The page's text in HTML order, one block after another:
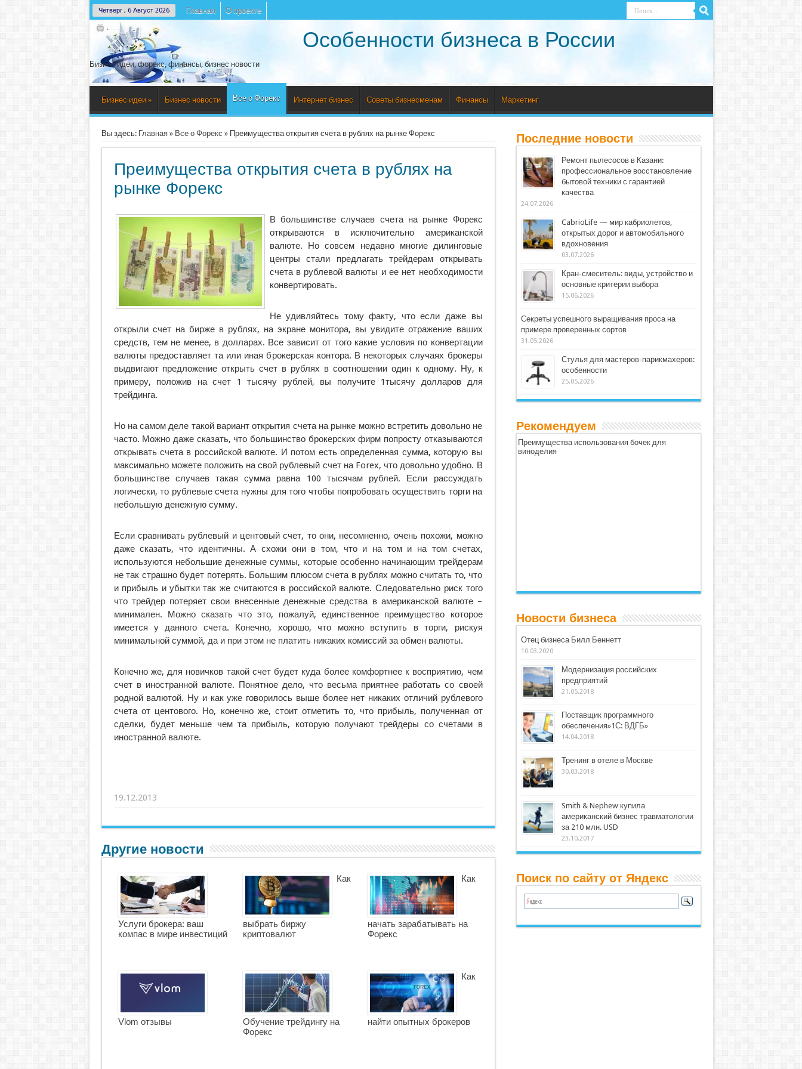
Четверг , 6 Август 2026 Главная О проекте
Особенности бизнеса в России
Бизнес идеи, форекс, финансы, бизнес новости
Бизнес идеи » Бизнес новости Все о Форекс Интернет бизнес Советы бизнесменам Финансы Маркетинг
Вы здесь: Главная» Все о Форекс » Преимущества открытия счета в рублях на рынке Форекс
Преимущества открытия счета в рублях на
рынке Форекс
В большинстве случаев счета на рынке Форекс
открываются в исключительно американской
валюте. Но совсем недавно многие дилинговые
центры стали предлагать трейдерам открывать
счета в рублевой валюты и ее нет необходимости
конвертировать.
Не удивляйтесь тому факту, что если даже вы
открыли счет на бирже в рублях, на экране монитора, вы увидите отражение ваших
средств, тем не менее, в долларах. Все зависит от того какие условия по конвертации
валюты предоставляет та или иная брокерская контора. В некоторых случаях брокеры
выдвигают предложение открыть счет в рублях в соотношении один к одному. Ну, к
примеру, положив на счет 1 тысячу рублей, вы получите 1тысячу долларов для
трейдинга.
Но на самом деле такой вариант открытия счета на рынке можно встретить довольно не
часто. Можно даже сказать, что большинство брокерских фирм попросту отказываются
открывать счета в российской валюте. И потом есть определенная сумма, которую вы
максимально можете положить на свой рублевый счет на Forex, что довольно удобно. В
большинстве случаев такая сумма равна 100 тысячам рублей. Если рассуждать
логически, то рублевые счета нужны для того чтобы попробовать осуществить торги на
небольшую денежную сумму.
Если сравнивать рублевый и центовый счет, то они, несомненно, очень похожи, можно
даже сказать, что идентичны. А схожи они в том, что и на том и на том счетах,
используются небольшие денежные суммы, которые особенно начинающим трейдерам
не так страшно будет потерять. Большим плюсом счета в рублях можно считать то, что
и прибыль и убытки так же считаются в российской валюте. Следовательно риск того
что трейдер потеряет свои внесенные денежные средства в американской валюте –
минимален. Можно сказать что это, пожалуй, единственное преимущество которое
имеется у данного счета. Конечно, хорошо, что можно вступить в торги, рискуя
минимальной суммой, да и при этом не платить никаких комиссий за обмен валюты.
Конечно же, для новичков такой счет будет куда более комфортнее к восприятию, чем
счет в иностранной валюте. Понятное дело, что весьма приятнее работать со своей
родной валютой. Ну и как уже говорилось выше более нет никаких отличий рублевого
счета от центового. Но, конечно же, стоит отметить то, что прибыль, полученная от
сделки, будет меньше чем та прибыль, которую получают трейдеры со счетами в
иностранной валюте.
19.12.2013
Другие новости
Услуги брокера: ваш
компас в мире инвестиций
Как
выбрать биржу
криптовалют
Как
начать зарабатывать на
Форекс
Vlom отзывы
Обучение трейдингу на
Форекс
Как
найти опытных брокеров
Последние новости
Ремонт пылесосов в Казани:
профессиональное восстановление
бытовой техники с гарантией
качества
24.07.2026
CabrioLife — мир кабриолетов,
открытых дорог и автомобильного
вдохновения
03.07.2026
Кран-смеситель: виды, устройство и
основные критерии выбора
15.06.2026
Секреты успешного выращивания проса на
примере проверенных сортов
31.05.2026
Стулья для мастеров-парикмахеров:
особенности
25.05.2026
Рекомендуем
Преимущества использования бочек для
виноделия
Новости бизнеса
Отец бизнеса Билл Беннетт
10.03.2020
Модернизация российских
предприятий
21.05.2018
Поставщик программного
обеспечения»1С: ВДГБ»
14.04.2018
Тренинг в отеле в Москве
30.03.2018
Smith & Nephew купила
американский бизнес травматологии
за 210 млн. USD
23.10.2017
Поиск по сайту от Яндекс